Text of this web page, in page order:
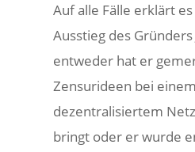
Auf alle Fälle erklärt
Ausstieg des Gründers
entweder hat er
Zensurideen bei einem
dezentralisiertem
bringt oder er wurde